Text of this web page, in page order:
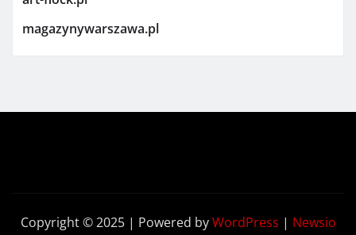
magazynywarszawa.pl
Copyright © 2025 | Powered byWordPress | Newsio